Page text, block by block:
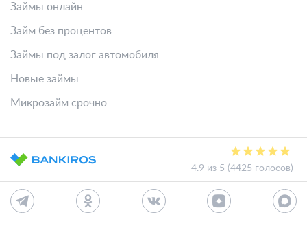
Займы онлайн
Займ без процентов
Займы под залог автомобиля
Новые займы
Микрозайм срочно
4.9 из 5 (4425 голосов)